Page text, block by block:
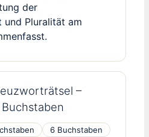
der
und Pluralität am
–
6 Buchstaben